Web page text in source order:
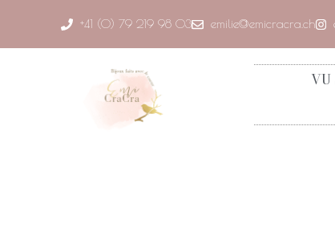
+41 (0) 79 219 98 03 emilie@emicracra.ch
VU